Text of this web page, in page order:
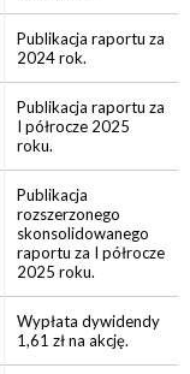
Publikacja raportu za
2024 rok.
Publikacja raportu za
I półrocze 2025
roku.
Publikacja
rozszerzonego
skonsolidowanego
raportu za I półrocze
2025 roku.
Wypłata dywidendy
1,61 zł na akcję.